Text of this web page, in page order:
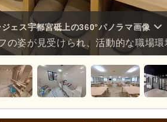
ェス宇都宮砥上の360°パノラマ画像
の姿が見受けられ、活動的な職場